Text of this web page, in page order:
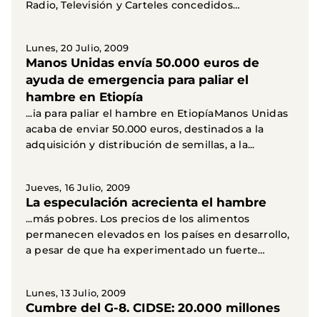
Radio, Televisión y Carteles concedidos
Lunes, 20 Julio, 2009
Manos Unidas envía 50.000 euros de
ayuda de emergencia para paliar el
hambre en Etiopía
...ia para paliar el hambre en EtiopíaManos Unidas
acaba de enviar 50.000 euros, destinados a la
adquisición y distribución de semillas, a la...
Jueves, 16 Julio, 2009
La especulación acrecienta el hambre
...más pobres. Los precios de los alimentos
permanecen elevados en los países en desarrollo,
a pesar de que ha experimentado un fuerte
Lunes, 13 Julio, 2009
Cumbre del G-8. CIDSE: 20.000 millones